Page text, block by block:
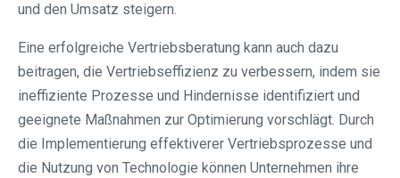
und den Umsatz steigern.
Eine erfolgreiche Vertriebsberatung kann auch dazu
beitragen, die Vertriebseffizienz zu verbessern, indem sie
ineffiziente Prozesse und Hindernisse identifiziert und
geeignete Maßnahmen zur Optimierung vorschlägt. Durch
die Implementierung effektiverer Vertriebsprozesse und
die Nutzung von Technologie können Unternehmen ihre